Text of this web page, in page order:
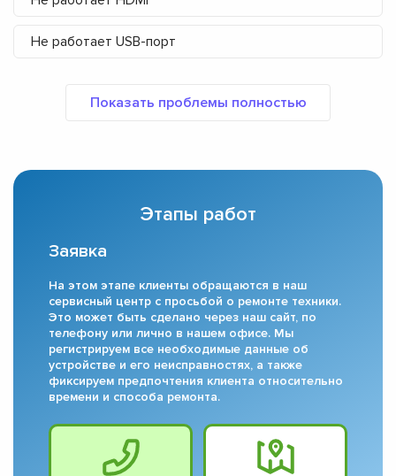
Не работает USB-порт
Этапы работ
Заявка
На этом этапе клиенты обращаются в наш
сервисный центр с просьбой о ремонте техники.
Это может быть сделано через наш сайт, по
телефону или лично в нашем офисе. Мы
регистрируем все необходимые данные об
устройстве и его неисправностях, а также
фиксируем предпочтения клиента относительно
времени и способа ремонта.